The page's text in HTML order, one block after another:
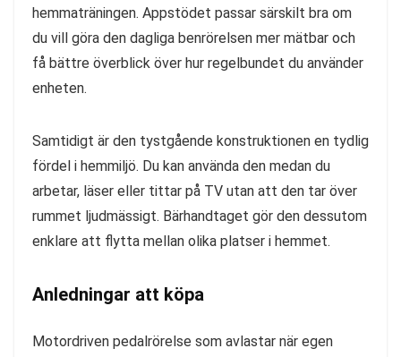
hemmaträningen. Appstödet passar särskilt bra om
du vill göra den dagliga benrörelsen mer mätbar och
få bättre överblick över hur regelbundet du använder
enheten.
Samtidigt är den tystgående konstruktionen en tydlig
fördel i hemmiljö. Du kan använda den medan du
arbetar, läser eller tittar på TV utan att den tar över
rummet ljudmässigt. Bärhandtaget gör den dessutom
enklare att flytta mellan olika platser i hemmet.
Anledningar att köpa
Motordriven pedalrörelse som avlastar när egen